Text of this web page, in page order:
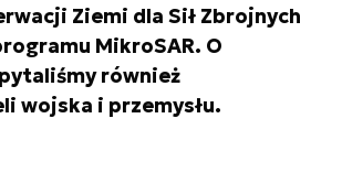
Ziemi dla Sił Zbrojnych
MikroSAR. O
również
wojska i przemysłu.